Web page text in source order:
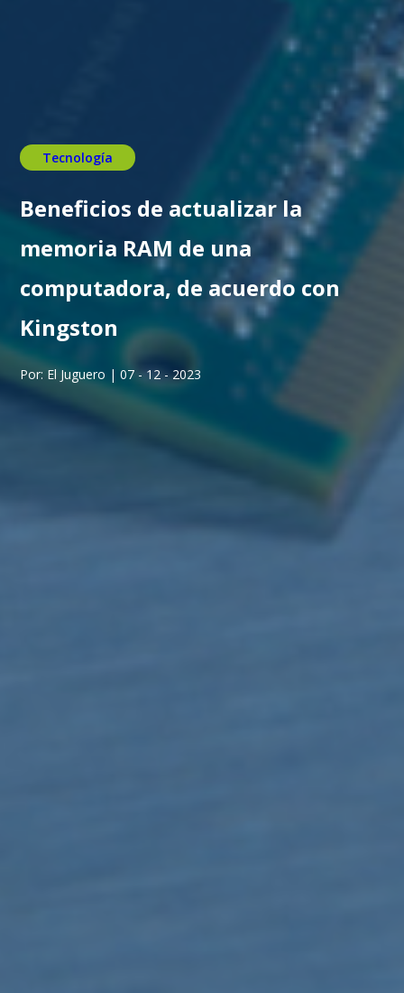
Tecnología
Beneficios de actualizar la
memoria RAM de una
computadora, de acuerdo con
Kingston
Por: El Juguero | 07 - 12 - 2023